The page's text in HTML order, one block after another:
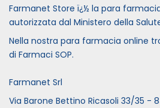
Farmanet Store ï¿½ la para
autorizzata dal Ministero della
Nella nostra para farmacia online
di Farmaci SOP.
Farmanet Srl
Via Barone Bettino Ricasoli 33/35 -